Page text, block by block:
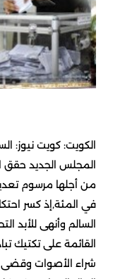
الكويت: كويت نيوز:
المجلس الجديد حقق
في المئة,إذ كسر احتكار
السالم وأنهى للأبد
القائمة على تكتيك
شراء الأصوات وقضى على